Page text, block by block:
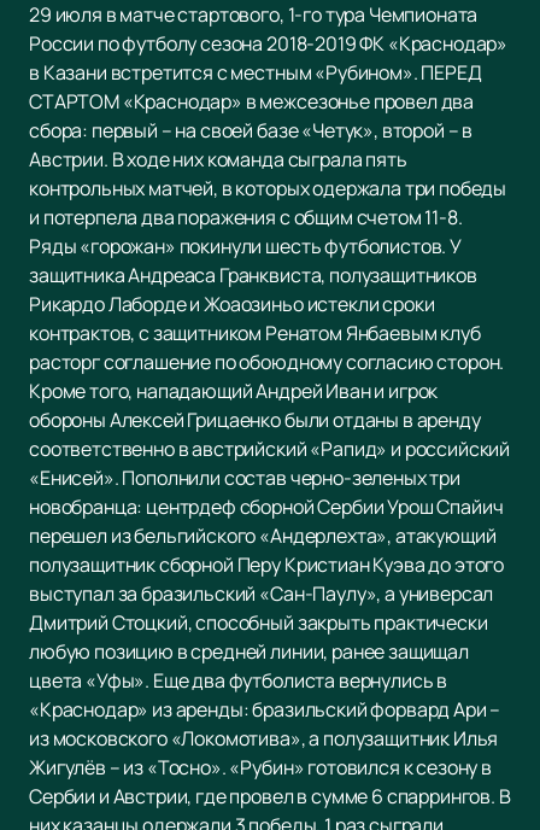
29 июля в матче стартового, 1-го тура Чемпионата
России по футболу сезона 2018-2019 ФК «Краснодар»
в Казани встретится с местным «Рубином». ПЕРЕД
СТАРТОМ «Краснодар» в межсезонье провел два
сбора: первый – на своей базе «Четук», второй – в
Австрии. В ходе них команда сыграла пять
контрольных матчей, в которых одержала три победы
и потерпела два поражения с общим счетом 11-8.
Ряды «горожан» покинули шесть футболистов. У
защитника Андреаса Гранквиста, полузащитников
Рикардо Лаборде и Жоаозиньо истекли сроки
контрактов, с защитником Ренатом Янбаевым клуб
расторг соглашение по обоюдному согласию сторон.
Кроме того, нападающий Андрей Иван и игрок
обороны Алексей Грицаенко были отданы в аренду
соответственно в австрийский «Рапид» и российский
«Енисей». Пополнили состав черно-зеленых три
новобранца: центрдеф сборной Сербии Урош Спайич
перешел из бельгийского «Андерлехта», атакующий
полузащитник сборной Перу Кристиан Куэва до этого
выступал за бразильский «Сан-Паулу», а универсал
Дмитрий Стоцкий, способный закрыть практически
любую позицию в средней линии, ранее защищал
цвета «Уфы». Еще два футболиста вернулись в
«Краснодар» из аренды: бразильский форвард Ари –
из московского «Локомотива», а полузащитник Илья
Жигулёв – из «Тосно». «Рубин» готовился к сезону в
Сербии и Австрии, где провел в сумме 6 спаррингов. В